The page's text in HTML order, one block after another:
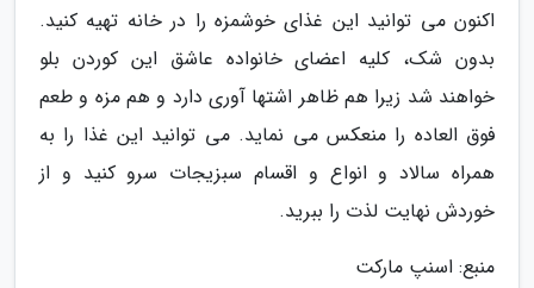
اکنون می توانید این غذای خوشمزه را در خانه تهیه کنید.
بدون شک، کلیه اعضای خانواده عاشق این کوردن بلو
خواهند شد زیرا هم ظاهر اشتها آوری دارد و هم مزه و طعم
فوق العاده را منعکس می نماید. می توانید این غذا را به
همراه سالاد و انواع و اقسام سبزیجات سرو کنید و از
خوردش نهایت لذت را ببرید.
منبع: اسنپ مارکت